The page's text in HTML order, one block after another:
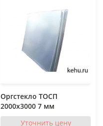
Оргстекло ТОСП
2000x3000 7 мм
Уточнить цену